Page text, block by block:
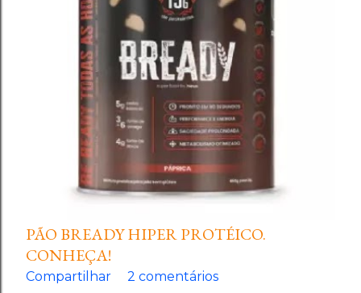
PÃO BREADY HIPER PROTÉICO.
CONHEÇA!
Compartilhar 2 comentários